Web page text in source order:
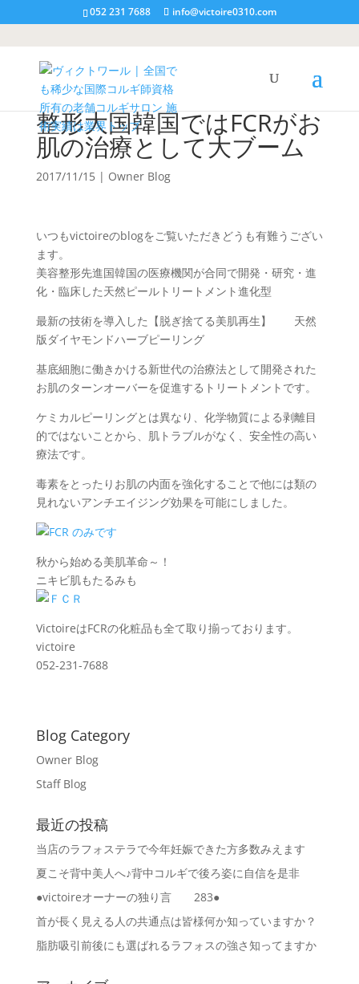
052 231 7688 info@victoire0310.com
整形大国韓国ではFCRがお
肌の治療として大ブーム
2017/11/15| Owner Blog
いつもvictoireのblogをご覧いただきどうも有難うござい
ます。
美容整形先進国韓国の医療機関が合同で開発・研究・進
化・臨床した天然ピールトリートメント進化型
最新の技術を導入した【脱ぎ捨てる美肌再生】 天然
版ダイヤモンドハーブピーリング
基底細胞に働きかける新世代の治療法として開発された
お肌のターンオーバーを促進するトリートメントです。
ケミカルピーリングとは異なり、化学物質による剥離目
的ではないことから、肌トラブルがなく、安全性の高い
療法です。
毒素をとったりお肌の内面を強化することで他には類の
見れないアンチエイジング効果を可能にしました。
秋から始める美肌革命～！
ニキビ肌もたるみも
VictoireはFCRの化粧品も全て取り揃っております。
victoire
052-231-7688
Blog Category
Owner Blog
Staff Blog
最近の投稿
当店のラフォステラで今年妊娠できた方多数みえます
夏こそ背中美人へ♪背中コルギで後ろ姿に自信を是非
●victoireオーナーの独り言 283●
首が長く見える人の共通点は皆様何か知っていますか？
脂肪吸引前後にも選ばれるラフォスの強さ知ってますか